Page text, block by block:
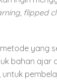
, flipped
yang
bahan ajar
untuk